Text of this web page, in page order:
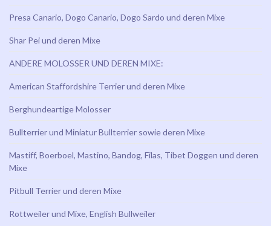
Presa Canario, Dogo Canario, Dogo Sardo und deren Mixe
Shar Pei und deren Mixe
ANDERE MOLOSSER UND DEREN MIXE:
American Staffordshire Terrier und deren Mixe
Berghundeartige Molosser
Bullterrier und Miniatur Bullterrier sowie deren Mixe
Mastiff, Boerboel, Mastino, Bandog, Filas, Tibet Doggen und deren
Mixe
Pitbull Terrier und deren Mixe
Rottweiler und Mixe, English Bullweiler